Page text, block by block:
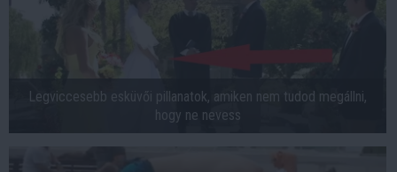
Legviccesebb esküvői pillanatok, amiken nem tudod megállni,
hogy ne nevess